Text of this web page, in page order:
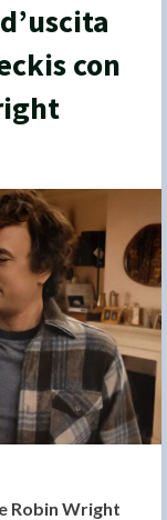
con
Robin Wright